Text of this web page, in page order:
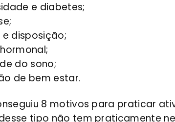
e diabetes;
e disposição;
do sono;
de bem estar.
8 motivos para praticar
tipo não tem praticamente